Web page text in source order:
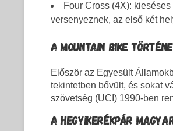
Four Cross (4X):
verse­nyeznek, az első két
A MOUNTAIN BIKE
Először az Egyesült
tekintetben bővült, és sokat
szövetség (UCI) 1990-ben
A HEGYIKERÉKPÁR